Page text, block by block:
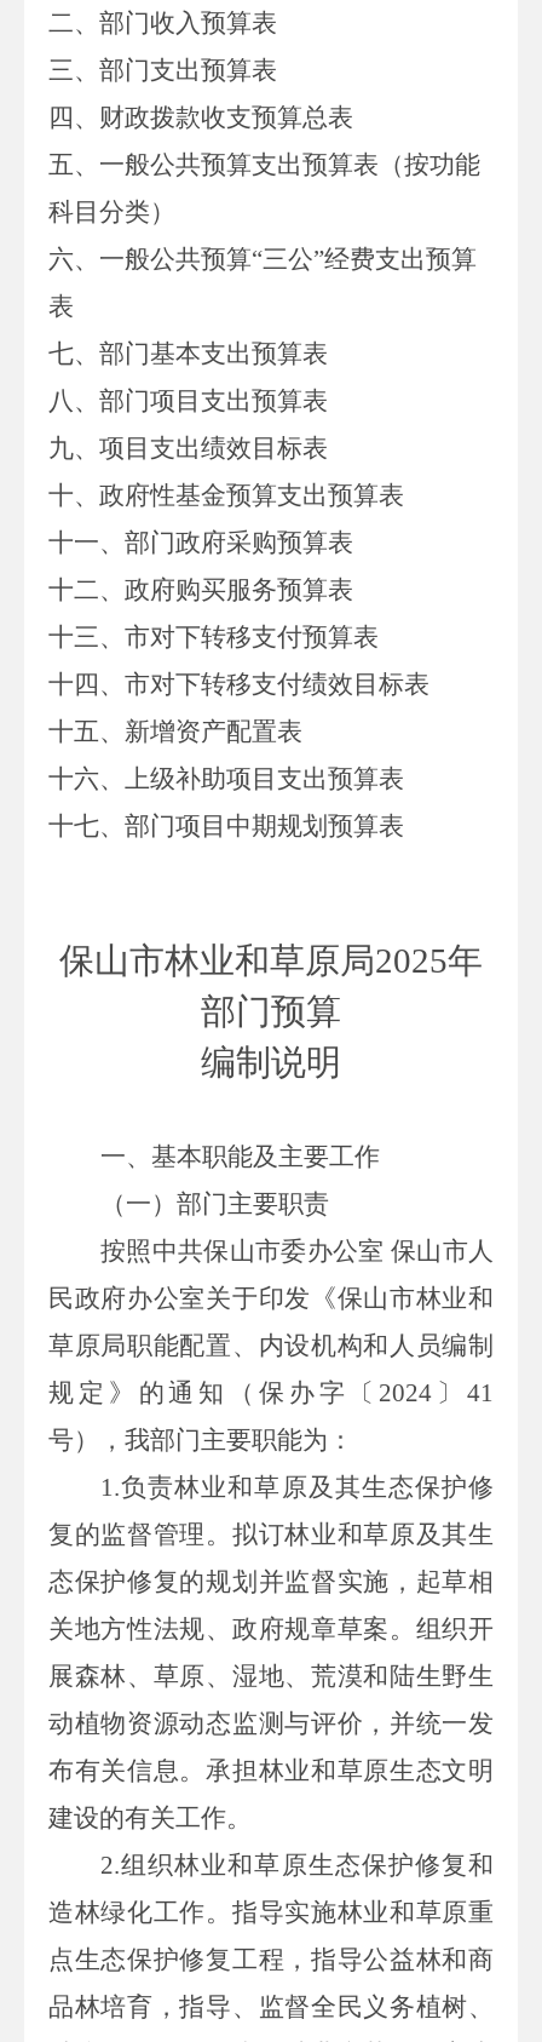
二、部门收入预算表
三、部门支出预算表
四、财政拨款收支预算总表
五、一般公共预算支出预算表 （按功能
科目分类）
六、一般公共预算“三公”经费支出预算
表
七、部门基本支出预算表
八、 部门项目支出预算表
九、项目支出绩效目标表
十、政府性基金预算支出预算表
十一、部门政府采购预算表
十二、政府购买服务预算表
十三、 市对下转移支付预算表
十四、 市对下转移支付绩效目标表
十五、新增资产配置表
十六、上级补助项目支出预算表
十七、部门项目中期规划预算表
保山市林业和草原局2025年
部门预算
编制说明
一、基本职能及主要工作
（一）部门主要职责
按照中共保山市委办公室 保山市人
民政府办公室关于印发《保山市林业和
草原局职能配置、内设机构和人员编制
规定》的通知
（保办字〔 2024〕41
号）
，我部门主要职能为：
1.负责林业和草原及其生态保护修
复的监督管理。拟订林业和草原及其生
态保护修复的规划并监督实施，起草相
关地方性法规、政府规章草案。组织开
展森林、草原、湿地、荒漠和陆生野生
动植物资源动态监测与评价，并统一发
布有关信息。承担林业和草原生态文明
建设的有关工作。
2.组织林业和草原生态保护修复和
造林绿化工作。指导实施林业和草原重
点生态保护修复工程，指导公益林和商
品林培育，指导、监督全民义务植树、